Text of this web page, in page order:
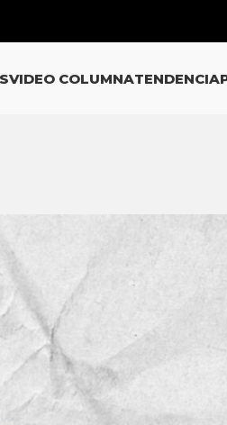
VIDEO COLUMNATENDENCIA
CATEGORÍAS
NOTICIAS